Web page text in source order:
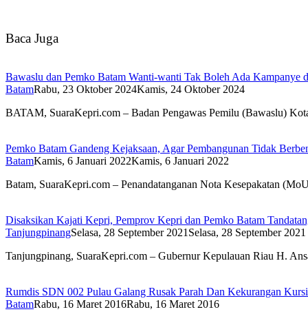
Baca Juga
Bawaslu dan Pemko Batam Wanti-wanti Tak Boleh Ada Kampanye
BatamRabu, 23 Oktober 2024Kamis, 24 Oktober 2024
BATAM, SuaraKepri.com – Badan Pengawas Pemilu (Bawaslu)
Pemko Batam Gandeng Kejaksaan, Agar Pembangunan Tidak
BatamKamis, 6 Januari 2022Kamis, 6 Januari 2022
Batam, SuaraKepri.com – Penandatanganan Nota Kesepakatan
Disaksikan Kajati Kepri, Pemprov Kepri dan Pemko Batam
TanjungpinangSelasa, 28 September 2021 Selasa, 28 September 2021
Tanjungpinang, SuaraKepri.com – Gubernur Kepulauan Riau H.
Rumdis SDN 002 Pulau Galang Rusak Parah Dan Kekurangan Kursi
BatamRabu, 16 Maret 2016Rabu, 16 Maret 2016